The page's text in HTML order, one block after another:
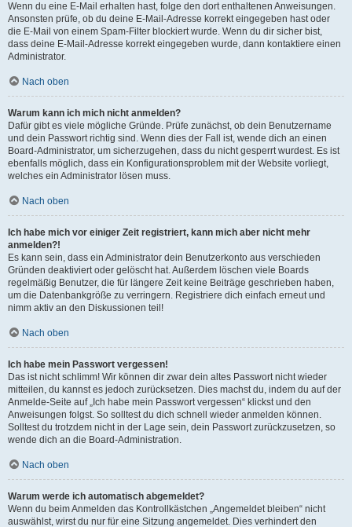
Wenn du eine E-Mail erhalten hast, folge den dort enthaltenen Anweisungen.
Ansonsten prüfe, ob du deine E-Mail-Adresse korrekt eingegeben hast oder
die E-Mail von einem Spam-Filter blockiert wurde. Wenn du dir sicher bist,
dass deine E-Mail-Adresse korrekt eingegeben wurde, dann kontaktiere einen
Administrator.
Nach oben
Warum kann ich mich nicht anmelden?
Dafür gibt es viele mögliche Gründe. Prüfe zunächst, ob dein Benutzername
und dein Passwort richtig sind. Wenn dies der Fall ist, wende dich an einen
Board-Administrator, um sicherzugehen, dass du nicht gesperrt wurdest. Es ist
ebenfalls möglich, dass ein Konfigurationsproblem mit der Website vorliegt,
welches ein Administrator lösen muss.
Nach oben
Ich habe mich vor einiger Zeit registriert, kann mich aber nicht mehr
anmelden?!
Es kann sein, dass ein Administrator dein Benutzerkonto aus verschieden
Gründen deaktiviert oder gelöscht hat. Außerdem löschen viele Boards
regelmäßig Benutzer, die für längere Zeit keine Beiträge geschrieben haben,
um die Datenbankgröße zu verringern. Registriere dich einfach erneut und
nimm aktiv an den Diskussionen teil!
Nach oben
Ich habe mein Passwort vergessen!
Das ist nicht schlimm! Wir können dir zwar dein altes Passwort nicht wieder
mitteilen, du kannst es jedoch zurücksetzen. Dies machst du, indem du auf der
Anmelde-Seite auf „Ich habe mein Passwort vergessen“ klickst und den
Anweisungen folgst. So solltest du dich schnell wieder anmelden können.
Solltest du trotzdem nicht in der Lage sein, dein Passwort zurückzusetzen, so
wende dich an die Board-Administration.
Nach oben
Warum werde ich automatisch abgemeldet?
Wenn du beim Anmelden das Kontrollkästchen „Angemeldet bleiben“ nicht
auswählst, wirst du nur für eine Sitzung angemeldet. Dies verhindert den